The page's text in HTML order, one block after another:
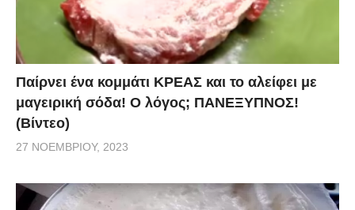
Παίρνει ένα κομμάτι ΚΡΕΑΣ και το αλείφει με
μαγειρική σόδα! Ο λόγος; ΠΑΝΕΞΥΠΝΟΣ!
(Βίντεο)
27 ΝΟΕΜΒΡΊΟΥ, 2023